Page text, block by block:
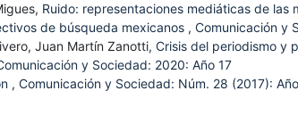
Ruido: representaciones mediáticas de las
de búsqueda mexicanos , Comunicación y
Juan Martín Zanotti, Crisis del periodismo y
y Sociedad: 2020: Año 17
, Comunicación y Sociedad: Núm. 28 (2017):